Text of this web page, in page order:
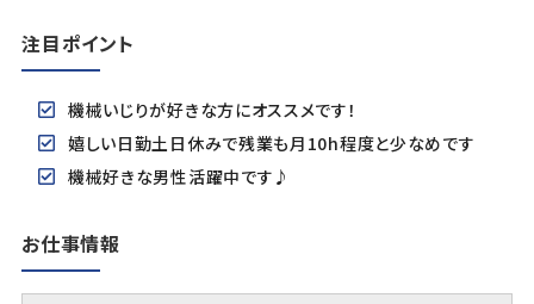
注目ポイント
機械いじりが好きな方にオススメです！
嬉しい日勤土日休みで残業も月10h程度と少なめです
機械好きな男性活躍中です♪
お仕事情報